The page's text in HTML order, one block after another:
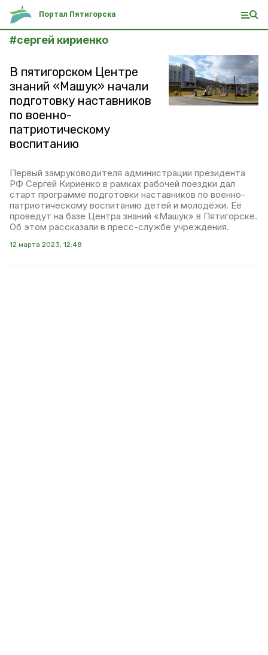
Портал Пятигорска
#сергей кириенко
В пятигорском Центре
знаний «Машук» начали
подготовку наставников
по военно-
патриотическому
воспитанию
Первый замруководителя администрации президента
РФ Сергей Кириенко в рамках рабочей поездки дал
старт программе подготовки наставников по военно-
патриотическому воспитанию детей и молодёжи. Её
проведут на базе Центра знаний «Машук» в Пятигорске.
Об этом рассказали в пресс-службе учреждения.
12 марта 2023, 12:48